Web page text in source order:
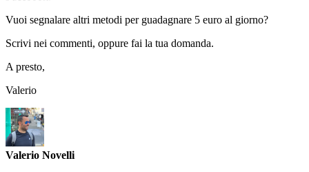
Vuoi segnalare altri metodi per guadagnare 5 euro al giorno?
Scrivi nei commenti, oppure fai la tua domanda.
A presto,
Valerio
Valerio Novelli